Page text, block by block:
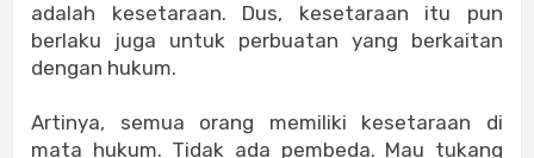
adalah kesetaraan. Dus, kesetaraan itu pun
berlaku juga untuk perbuatan yang berkaitan
dengan hukum.
Artinya, semua orang memiliki kesetaraan di
mata hukum. Tidak ada pembeda. Mau tukang